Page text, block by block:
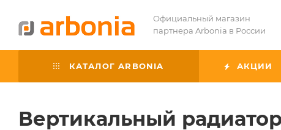
Официальный магазин
партнера Arbonia в России
КАТАЛОГ ARBONIA АКЦИИ
Вертикальный